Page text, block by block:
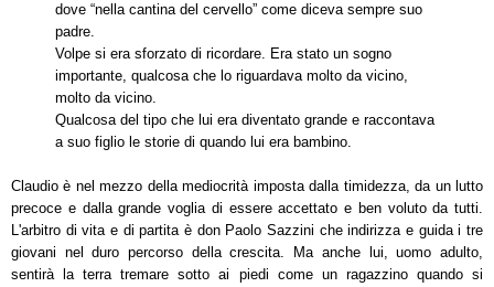
dove “nella cantina del cervello” come diceva sempre suo
padre.
Volpe si era sforzato di ricordare. Era stato un sogno
importante, qualcosa che lo riguardava molto da vicino,
molto da vicino.
Qualcosa del tipo che lui era diventato grande e raccontava
a suo figlio le storie di quando lui era bambino.
Claudio è nel mezzo della mediocrità imposta dalla timidezza, da un lutto
precoce e dalla grande voglia di essere accettato e ben voluto da tutti.
L'arbitro di vita e di partita è don Paolo Sazzini che indirizza e guida i tre
giovani nel duro percorso della crescita. Ma anche lui, uomo adulto,
sentirà la terra tremare sotto ai piedi come un ragazzino quando si